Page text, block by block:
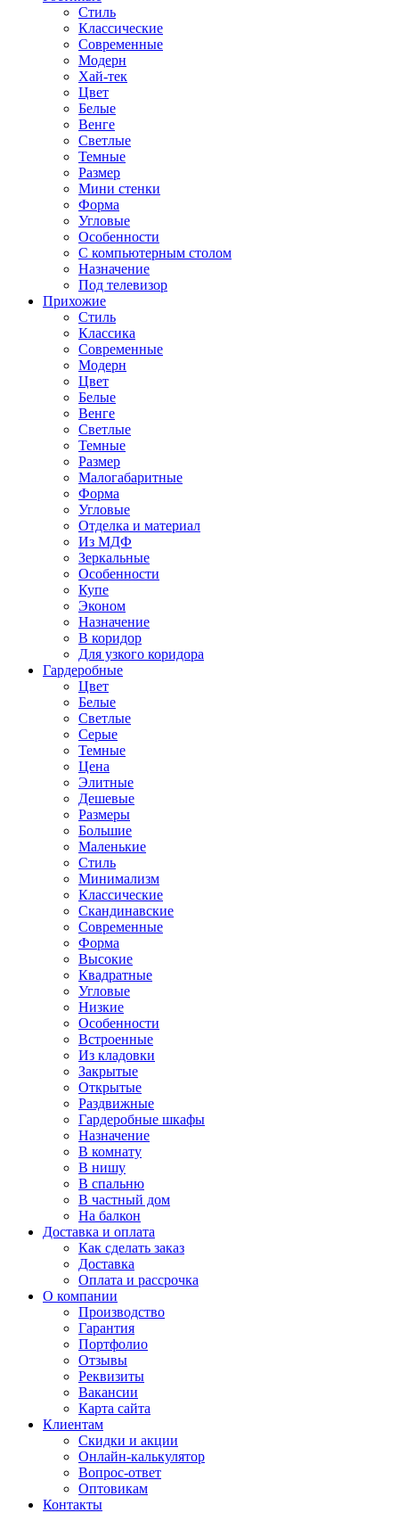
Стиль
Классические
Современные
Модерн
Хай-тек
Цвет
Белые
Венге
Светлые
Темные
Размер
Мини стенки
Форма
Угловые
Особенности
С компьютерным столом
Назначение
Под телевизор
Прихожие
Стиль
Классика
Современные
Модерн
Цвет
Белые
Венге
Светлые
Темные
Размер
Малогабаритные
Форма
Угловые
Отделка и материал
Из МДФ
Зеркальные
Особенности
Купе
Эконом
Назначение
В коридор
Для узкого коридора
Гардеробные
Цвет
Белые
Светлые
Серые
Темные
Цена
Элитные
Дешевые
Размеры
Большие
Маленькие
Стиль
Минимализм
Классические
Скандинавские
Современные
Форма
Высокие
Квадратные
Угловые
Низкие
Особенности
Встроенные
Из кладовки
Закрытые
Открытые
Раздвижные
Гардеробные шкафы
Назначение
В комнату
В нишу
В спальню
В частный дом
На балкон
Доставка и оплата
Как сделать заказ
Доставка
Оплата и рассрочка
О компании
Производство
Гарантия
Портфолио
Отзывы
Реквизиты
Вакансии
Карта сайта
Клиентам
Скидки и акции
Онлайн-калькулятор
Вопрос-ответ
Оптовикам
Контакты